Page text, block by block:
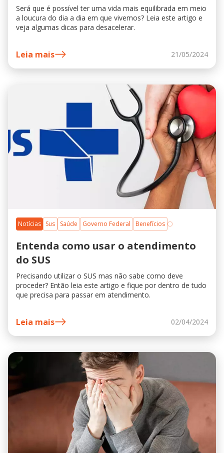
Será que é possível ter uma vida mais equilibrada em meio
a loucura do dia a dia em que vivemos? Leia este artigo e
veja algumas dicas para desacelerar.
Leia mais 21/05/2024
Notícias Sus Saúde Governo Federal Benefícios
Entenda como usar o atendimento
do SUS
Precisando utilizar o SUS mas não sabe como deve
proceder? Então leia este artigo e fique por dentro de tudo
que precisa para passar em atendimento.
Leia mais 02/04/2024